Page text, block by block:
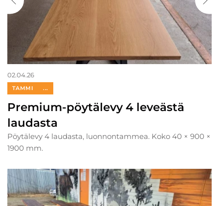
02.04.26
TAMMI ...
Premium-pöytälevy 4 leveästä
laudasta
Pöytälevy 4 laudasta, luonnontammea. Koko 40 × 900 ×
1900 mm.